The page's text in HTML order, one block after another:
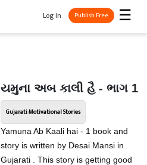
☰
Log In Publish Free
યમુના અબ કાલી હૈ - ભાગ 1
Gujarati Motivational Stories
Yamuna Ab Kaali hai - 1 book and
story is written by Desai Mansi in
Gujarati . This story is getting good